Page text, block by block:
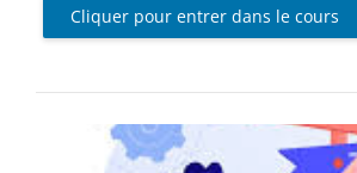
Cliquer pour entrer dans le cours